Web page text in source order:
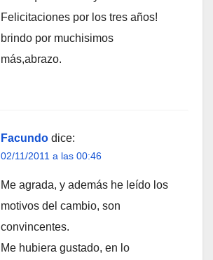
Felicitaciones por los tres años!
brindo por muchisimos
más,abrazo.
Facundo dice:
02/11/2011 a las 00:46
Me agrada, y además he leído los
motivos del cambio, son
convincentes.
Me hubiera gustado, en lo